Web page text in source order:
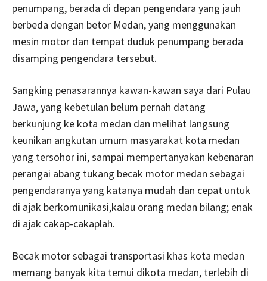
penumpang, berada di depan pengendara yang jauh
berbeda dengan betor Medan, yang menggunakan
mesin motor dan tempat duduk penumpang berada
disamping pengendara tersebut.
Sangking penasarannya kawan-kawan saya dari Pulau
Jawa, yang kebetulan belum pernah datang
berkunjung ke kota medan dan melihat langsung
keunikan angkutan umum masyarakat kota medan
yang tersohor ini, sampai mempertanyakan kebenaran
perangai abang tukang becak motor medan sebagai
pengendaranya yang katanya mudah dan cepat untuk
di ajak berkomunikasi,kalau orang medan bilang; enak
di ajak cakap-cakaplah.
Becak motor sebagai transportasi khas kota medan
memang banyak kita temui dikota medan, terlebih di